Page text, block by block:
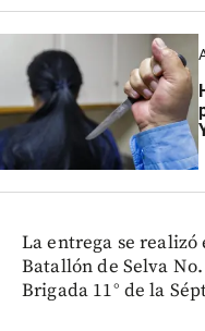
La entrega se
Batallón de Selva
Brigada 11° de la